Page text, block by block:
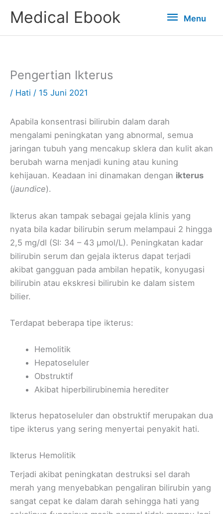
konten
Medical Ebook MenuMenu
Pengertian Ikterus
/ Hati / 15 Juni 2021
Apabila konsentrasi bilirubin dalam darah
mengalami peningkatan yang abnormal, semua
jaringan tubuh yang mencakup sklera dan kulit akan
berubah warna menjadi kuning atau kuning
kehijauan. Keadaan ini dinamakan dengan ikterus
(jaundice).
Ikterus akan tampak sebagai gejala klinis yang
nyata bila kadar bilirubin serum melampaui 2 hingga
2,5 mg/dl (SI: 34 – 43 μmol/L). Peningkatan kadar
bilirubin serum dan gejala ikterus dapat terjadi
akibat gangguan pada ambilan hepatik, konyugasi
bilirubin atau ekskresi bilirubin ke dalam sistem
bilier.
Terdapat beberapa tipe ikterus:
Hemolitik
Hepatoseluler
Obstruktif
Akibat hiperbilirubinemia herediter
Ikterus hepatoseluler dan obstruktif merupakan dua
tipe ikterus yang sering menyertai penyakit hati.
Ikterus Hemolitik
Terjadi akibat peningkatan destruksi sel darah
merah yang menyebabkan pengaliran bilirubin yang
sangat cepat ke dalam darah sehingga hati yang